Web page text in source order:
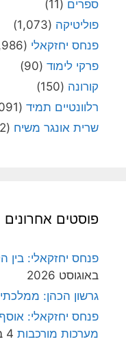
ספרים (11)
פוליטיקה (1,073)
פנחס יחזקאלי (1,986)
פרקי לימוד (90)
קורונה (150)
רלוונטיים תמיד (4,091)
שרית אונגר משיח (72)
פוסטים אחרונים
פנחס יחזקאלי: בין
באוגוסט 2026
גרשון הכהן:
פנחס יחזקאלי:
מערכות מורכבות 4 באוגוסט 2026